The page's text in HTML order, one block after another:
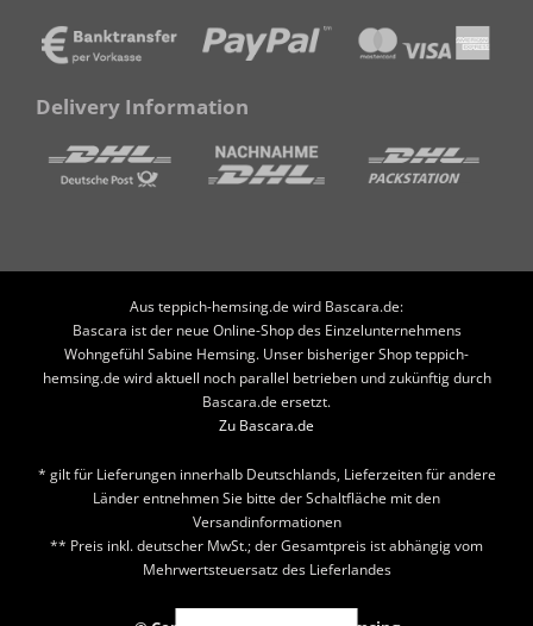
Delivery Information
Aus teppich-hemsing.de wird Bascara.de:
Bascara ist der neue Online-Shop des Einzelunternehmens
Wohngefühl Sabine Hemsing. Unser bisheriger Shop teppich-
hemsing.de wird aktuell noch parallel betrieben und zukünftig durch
Bascara.de ersetzt.
Zu Bascara.de
* gilt für Lieferungen innerhalb Deutschlands, Lieferzeiten für andere
Länder entnehmen Sie bitte der Schaltfläche mit den
Versandinformationen
** Preis inkl. deutscher MwSt.; der Gesamtpreis ist abhängig vom
Mehrwertsteuersatz des Lieferlandes